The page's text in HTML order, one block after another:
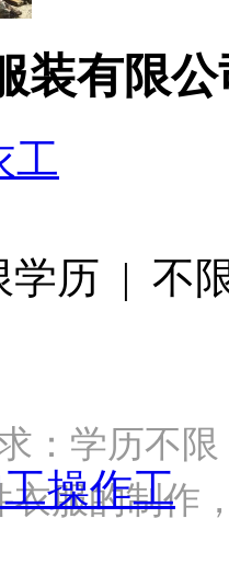
装有限
工
历 | 不
求：学历不
衣服的制
操作工